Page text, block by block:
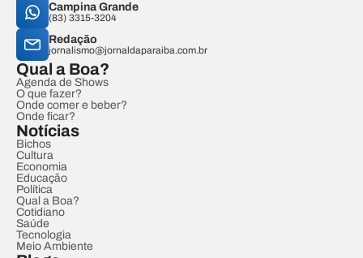
Campina Grande
(83) 3315-3204
Redação
jornalismo@jornaldaparaiba.com.br
Qual a Boa?
Agenda de Shows
O que fazer?
Onde comer e beber?
Onde ficar?
Notícias
Bichos
Cultura
Economia
Educação
Política
Qual a Boa?
Cotidiano
Saúde
Tecnologia
Meio Ambiente